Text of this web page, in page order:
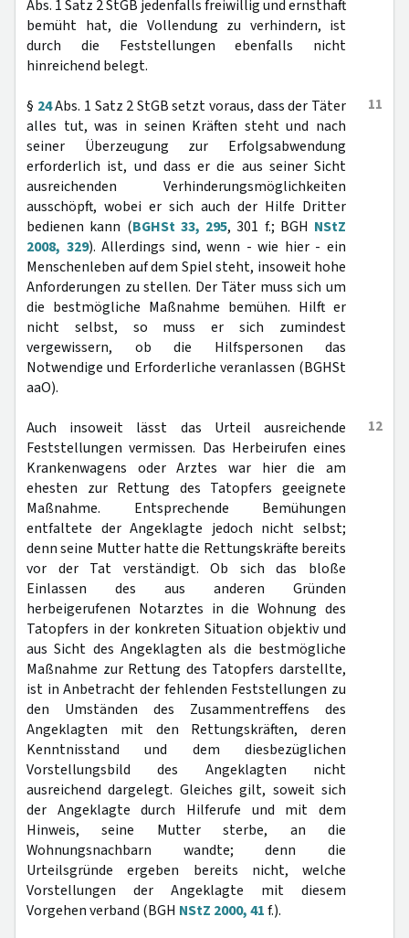
Abs. 1 Satz 2 StGB jedenfalls freiwillig und ernsthaft
bemüht hat, die Vollendung zu verhindern, ist
durch die Feststellungen ebenfalls nicht
hinreichend belegt.
11
§ 24Abs. 1 Satz 2 StGB setzt voraus, dass der Täter
alles tut, was in seinen Kräften steht und nach
seiner Überzeugung zur Erfolgsabwendung
erforderlich ist, und dass er die aus seiner Sicht
ausreichenden Verhinderungsmöglichkeiten
ausschöpft, wobei er sich auch der Hilfe Dritter
bedienen kann (BGHSt 33, 295, 301 f.; BGH NStZ
2008, 329). Allerdings sind, wenn - wie hier - ein
Menschenleben auf dem Spiel steht, insoweit hohe
Anforderungen zu stellen. Der Täter muss sich um
die bestmögliche Maßnahme bemühen. Hilft er
nicht selbst, so muss er sich zumindest
vergewissern, ob die Hilfspersonen das
Notwendige und Erforderliche veranlassen (BGHSt
aaO).
12
Auch insoweit lässt das Urteil ausreichende
Feststellungen vermissen. Das Herbeirufen eines
Krankenwagens oder Arztes war hier die am
ehesten zur Rettung des Tatopfers geeignete
Maßnahme. Entsprechende Bemühungen
entfaltete der Angeklagte jedoch nicht selbst;
denn seine Mutter hatte die Rettungskräfte bereits
vor der Tat verständigt. Ob sich das bloße
Einlassen des aus anderen Gründen
herbeigerufenen Notarztes in die Wohnung des
Tatopfers in der konkreten Situation objektiv und
aus Sicht des Angeklagten als die bestmögliche
Maßnahme zur Rettung des Tatopfers darstellte,
ist in Anbetracht der fehlenden Feststellungen zu
den Umständen des Zusammentreffens des
Angeklagten mit den Rettungskräften, deren
Kenntnisstand und dem diesbezüglichen
Vorstellungsbild des Angeklagten nicht
ausreichend dargelegt. Gleiches gilt, soweit sich
der Angeklagte durch Hilferufe und mit dem
Hinweis, seine Mutter sterbe, an die
Wohnungsnachbarn wandte; denn die
Urteilsgründe ergeben bereits nicht, welche
Vorstellungen der Angeklagte mit diesem
Vorgehen verband (BGH NStZ 2000, 41f.).